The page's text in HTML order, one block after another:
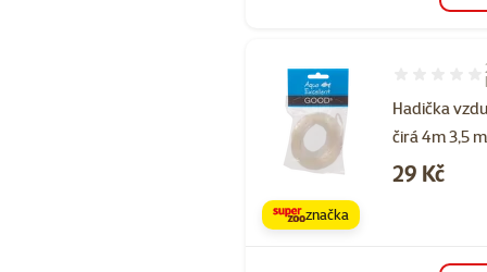
Hadička
čirá 4m 3,5
Hodnocení
Cena
29 Kč
značka